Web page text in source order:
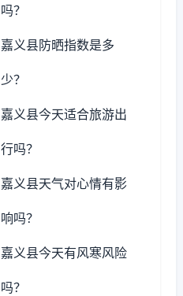
吗？
嘉义县防晒指数是多
少？
嘉义县今天适合旅游出
行吗？
嘉义县天气对心情有影
响吗？
嘉义县今天有风寒风险
吗？